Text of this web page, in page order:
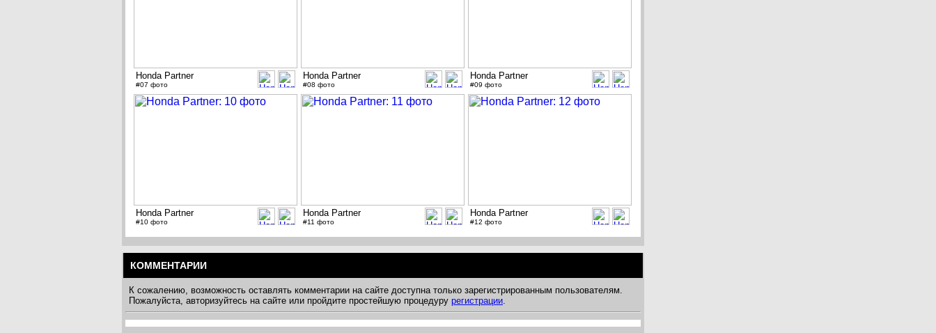
Honda Partner
#07 фото
Honda Partner
#08 фото
Honda Partner
#09 фото
Honda Partner
#10 фото
Honda Partner
#11 фото
Honda Partner
#12 фото
КОММЕНТАРИИ
К сожалению, возможность оставлять комментарии на сайте доступна только зарегистрированным пользователям.
Пожалуйста, авторизуйтесь на сайте или пройдите простейшую процедуру регистрации.